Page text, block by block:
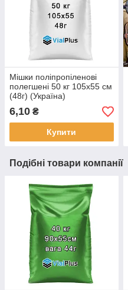
Мішки поліпропіленові
полегшені 50 кг 105х55 см
(48г) (Україна)
6,10 ₴
Купити
Подібні товари компанії